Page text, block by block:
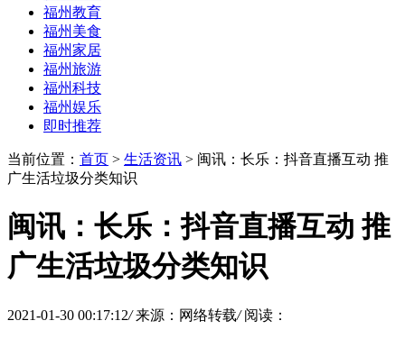
福州教育
福州美食
福州家居
福州旅游
福州科技
福州娱乐
即时推荐
当前位置： 首页 > 生活资讯 > 闽讯：长乐：抖音直播互动 推
广生活垃圾分类知识
闽讯：长乐：抖音直播互动 推
广生活垃圾分类知识
2021-01-30 00:17:12/ 来源：网络转载/ 阅读：